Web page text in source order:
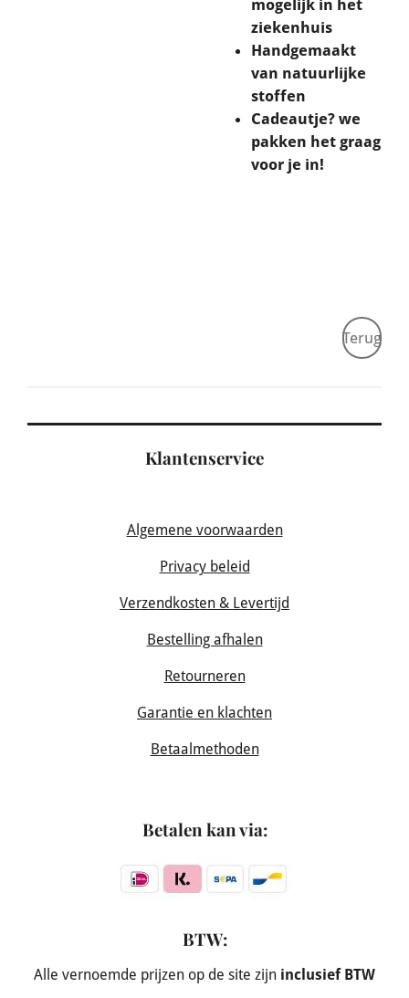
mogelijk in het
ziekenhuis
Handgemaakt
van natuurlijke
stoffen
Cadeautje? we
pakken het graag
voor je in!
Terug
Klantenservice
Algemene voorwaarden
Privacy beleid
Verzendkosten & Levertijd
Bestelling afhalen
Retourneren
Garantie en klachten
Betaalmethoden
Betalen kan via:
BTW:
Alle vernoemde prijzen op de site zijn inclusief BTW